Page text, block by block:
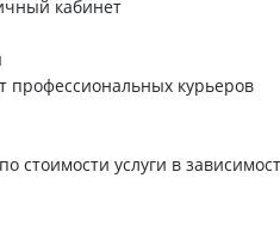
кабинет
курьеров
стоимости услуги в